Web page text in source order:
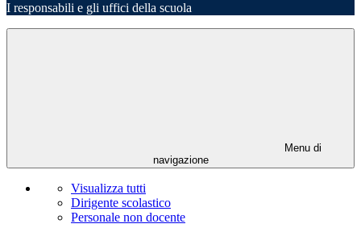
I responsabili e gli uffici della scuola
Menu di
navigazione
Visualizza tutti
Dirigente scolastico
Personale non docente